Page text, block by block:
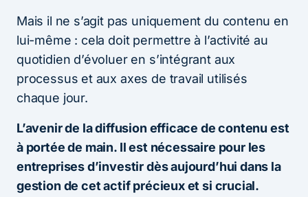
Mais il ne s’agit pas uniquement du contenu en
lui-même : cela doit permettre à l’activité au
quotidien d’évoluer en s’intégrant aux
processus et aux axes de travail utilisés
chaque jour.
L’avenir de la diffusion efficace de contenu est
à portée de main. Il est nécessaire pour les
entreprises d’investir dès aujourd’hui dans la
gestion de cet actif précieux et si crucial.